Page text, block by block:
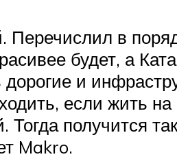
Перечислил в
будет, а
и
если жить на
получится
Makro.